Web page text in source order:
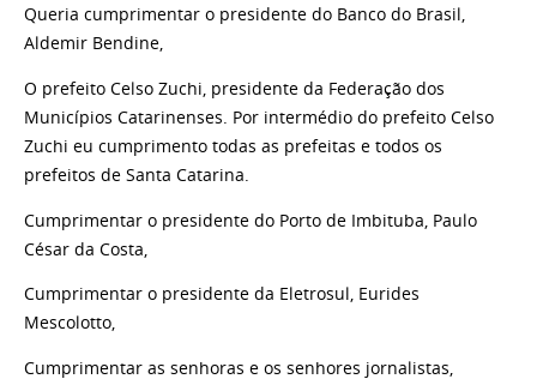
Queria cumprimentar o presidente do Banco do Brasil,
Aldemir Bendine,
O prefeito Celso Zuchi, presidente da Federação dos
Municípios Catarinenses. Por intermédio do prefeito Celso
Zuchi eu cumprimento todas as prefeitas e todos os
prefeitos de Santa Catarina.
Cumprimentar o presidente do Porto de Imbituba, Paulo
César da Costa,
Cumprimentar o presidente da Eletrosul, Eurides
Mescolotto,
Cumprimentar as senhoras e os senhores jornalistas,